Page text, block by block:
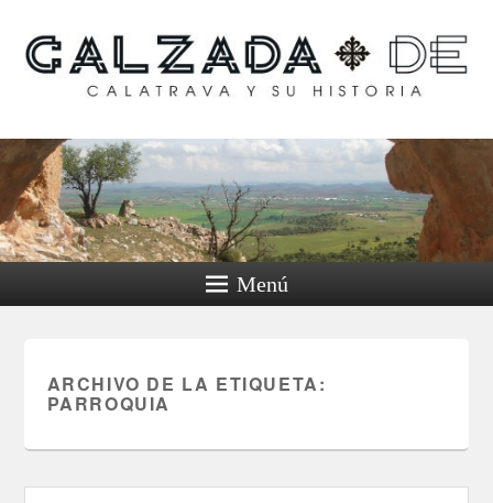
Calzada de Calatrava y
su historia
Menú
ARCHIVO DE LA ETIQUETA:
PARROQUIA